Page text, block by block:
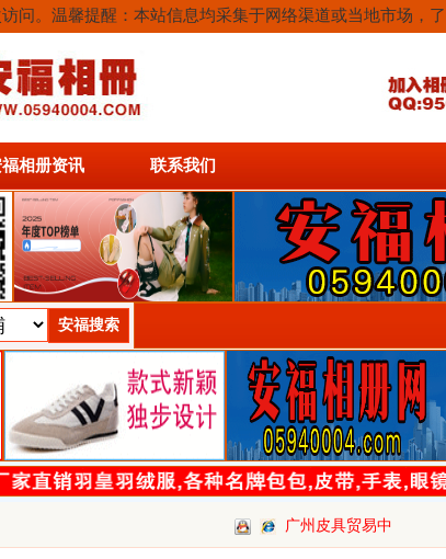
。温馨提醒：本站信息均采集于网络渠道或当地市场，
相册资讯 联系我们
广州皮具贸易中